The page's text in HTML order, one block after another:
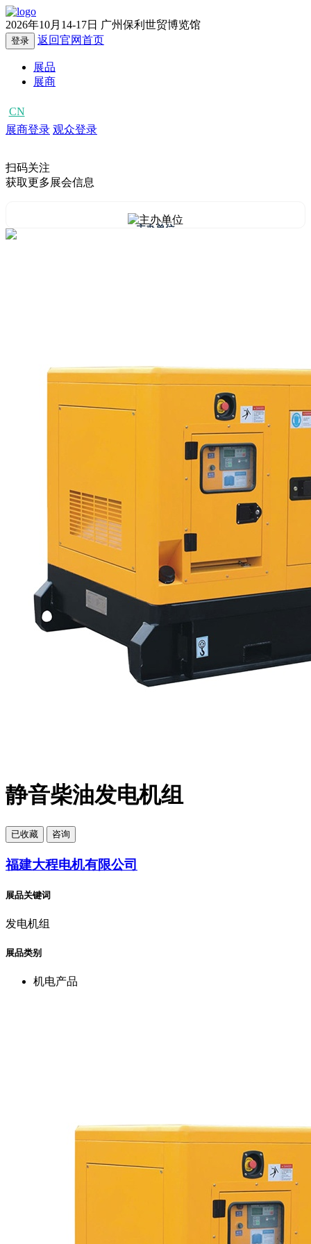
2026年10月14-17日 广州保利世贸博览馆
登录 返回官网首页
展品
展商
CN
展商登录 观众登录
扫码关注
获取更多展会信息
主办单位
静音柴油发电机组
已收藏 咨询
福建大程电机有限公司
展品关键词
发电机组
展品类别
机电产品